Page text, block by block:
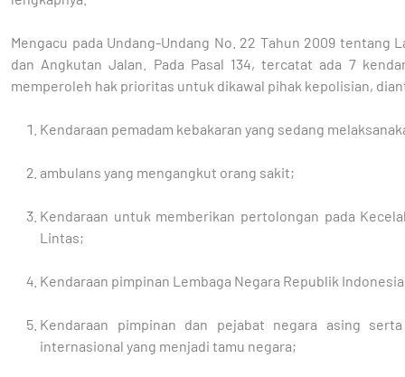
Mengacu pada Undang-Undang No. 22 Tahun 2009 tentang
dan Angkutan Jalan. Pada Pasal 134, tercatat ada 7
memperoleh hak prioritas untuk dikawal pihak kepolisian,
Kendaraan pemadam kebakaran yang sedang
ambulans yang mengangkut orang sakit;
Kendaraan untuk memberikan pertolongan pada
Lintas;
Kendaraan pimpinan Lembaga Negara Republik
Kendaraan pimpinan dan pejabat negara asing
internasional yang menjadi tamu negara;